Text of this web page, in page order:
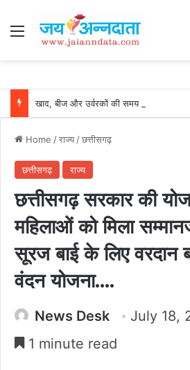
Menu
Home /राज्य/छत्तीसगढ़
छत्तीसगढ़ राज्य
छत्तीसगढ़ सरकार की
महिलाओं को मिला
सूरज बाई के लिए वरदान
वंदन योजना….
News Desk
July 18,
1 minute read